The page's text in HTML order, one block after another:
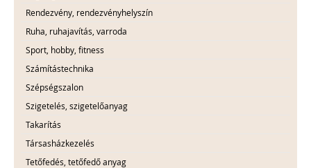
Rendezvény, rendezvényhelyszín
Ruha, ruhajavítás, varroda
Sport, hobby, fitness
Számítástechnika
Szépségszalon
Szigetelés, szigetelőanyag
Takarítás
Társasházkezelés
Tetőfedés, tetőfedő anyag